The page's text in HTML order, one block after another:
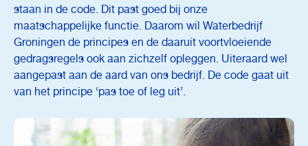
staan in de code. Dit past goed bij onze
maatschappelijke functie. Daarom wil Waterbedrijf
Groningen de principes en de daaruit voortvloeiende
gedragsregels ook aan zichzelf opleggen. Uiteraard wel
aangepast aan de aard van ons bedrijf. De code gaat uit
van het principe ‘pas toe of leg uit’.